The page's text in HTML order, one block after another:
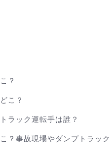
？
こ？
ラック運転手は誰？
？事故現場やダンプトラッ